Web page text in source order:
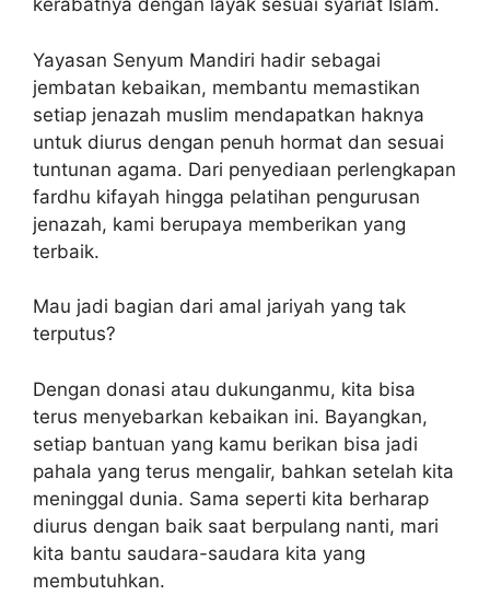
kerabatnya dengan layak sesuai syariat Islam.
Yayasan Senyum Mandiri hadir sebagai
jembatan kebaikan, membantu memastikan
setiap jenazah muslim mendapatkan haknya
untuk diurus dengan penuh hormat dan sesuai
tuntunan agama. Dari penyediaan perlengkapan
fardhu kifayah hingga pelatihan pengurusan
jenazah, kami berupaya memberikan yang
terbaik.
Mau jadi bagian dari amal jariyah yang tak
terputus?
Dengan donasi atau dukunganmu, kita bisa
terus menyebarkan kebaikan ini. Bayangkan,
setiap bantuan yang kamu berikan bisa jadi
pahala yang terus mengalir, bahkan setelah kita
meninggal dunia. Sama seperti kita berharap
diurus dengan baik saat berpulang nanti, mari
kita bantu saudara-saudara kita yang
membutuhkan.